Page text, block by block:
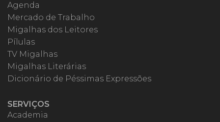
Agenda
Mercado de Trabalho
Migalhas dos Leitores
Pílulas
TV Migalhas
Migalhas Literárias
Dicionário de Péssimas Expressões
SERVIÇOS
Academia